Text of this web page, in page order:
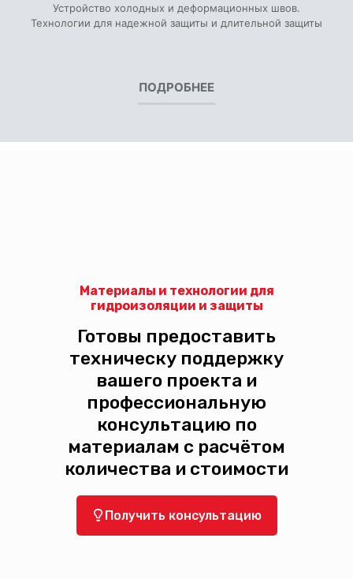
Устройство холодных и деформационных швов.
Технологии для надежной защиты и длительной защиты
ПОДРОБНЕЕ
Материалы и технологии для
гидроизоляции и защиты
Готовы предоставить
техническу поддержку
вашего проекта и
профессиональную
консультацию по
материалам с расчётом
количества и стоимости
Получить консультацию